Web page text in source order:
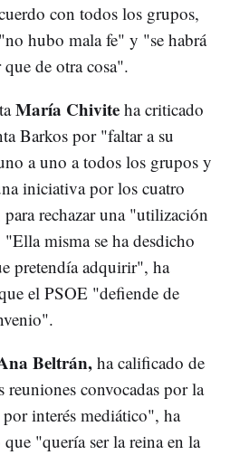
con todos los grupos,
hubo mala fe" y "se habrá
de otra cosa".
María Chivite ha criticado
Barkos por "faltar a su
a uno a todos los grupos y
iniciativa por los cuatro
rechazar una "utilización
misma se ha desdicho
pretendía adquirir", ha
el PSOE "defiende de
Beltrán, ha calificado de
convocadas por la
interés mediático", ha
"quería ser la reina en la